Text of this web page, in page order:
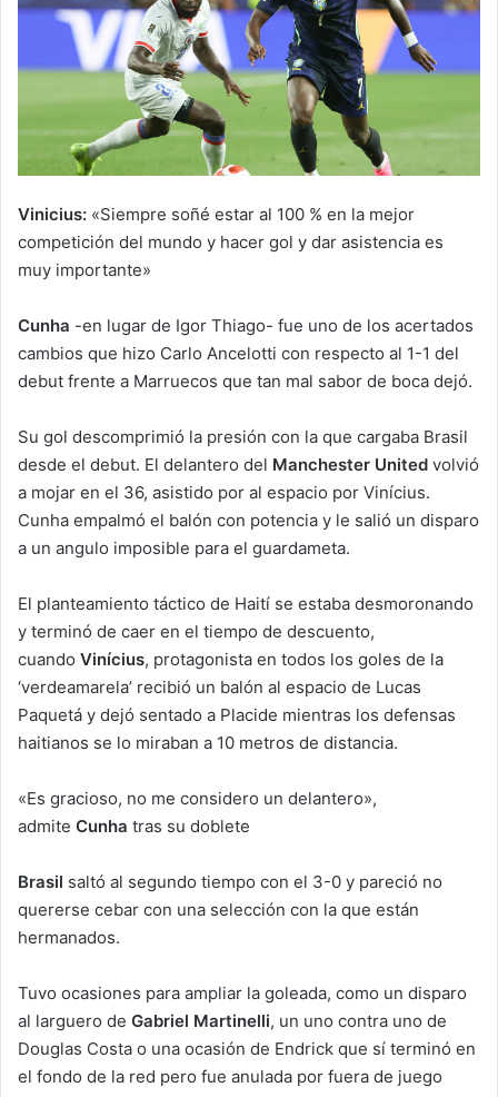
Vinicius: «Siempre soñé estar al 100 % en la mejor
competición del mundo y hacer gol y dar asistencia es
muy importante»
Cunha -en lugar de Igor Thiago- fue uno de los acertados
cambios que hizo Carlo Ancelotti con respecto al 1-1 del
debut frente a Marruecos que tan mal sabor de boca dejó.
Su gol descomprimió la presión con la que cargaba Brasil
desde el debut. El delantero del Manchester United volvió
a mojar en el 36, asistido por al espacio por Vinícius.
Cunha empalmó el balón con potencia y le salió un disparo
a un angulo imposible para el guardameta.
El planteamiento táctico de Haití se estaba desmoronando
y terminó de caer en el tiempo de descuento,
cuando Vinícius, protagonista en todos los goles de la
‘verdeamarela’ recibió un balón al espacio de Lucas
Paquetá y dejó sentado a Placide mientras los defensas
haitianos se lo miraban a 10 metros de distancia.
«Es gracioso, no me considero un delantero»,
admite Cunha tras su doblete
Brasil saltó al segundo tiempo con el 3-0 y pareció no
quererse cebar con una selección con la que están
hermanados.
Tuvo ocasiones para ampliar la goleada, como un disparo
al larguero de Gabriel Martinelli, un uno contra uno de
Douglas Costa o una ocasión de Endrick que sí terminó en
el fondo de la red pero fue anulada por fuera de juego